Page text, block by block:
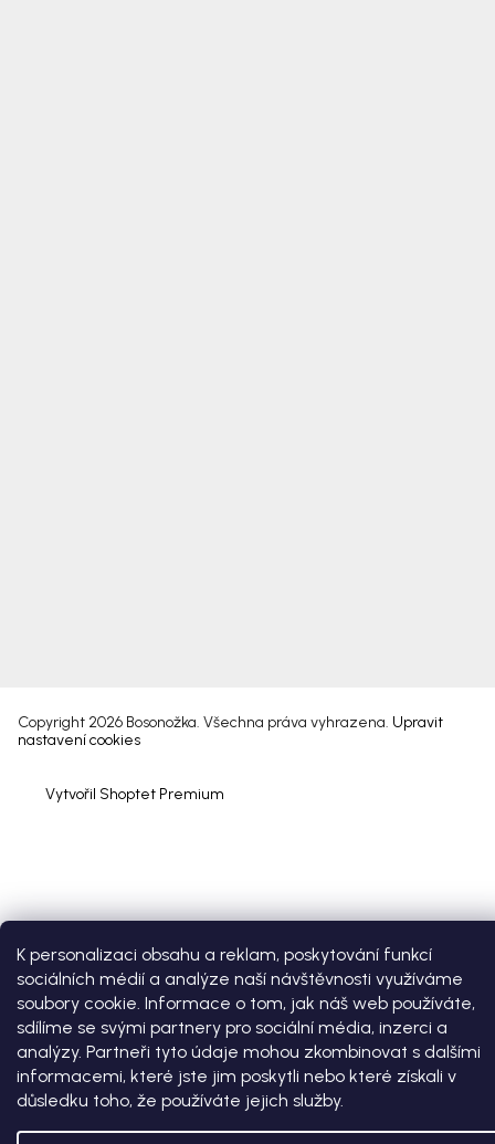
K personalizaci obsahu a reklam, poskytování funkcí
sociálních médií a analýze naší návštěvnosti využíváme
soubory cookie. Informace o tom, jak náš web používáte,
sdílíme se svými partnery pro sociální média, inzerci a
analýzy. Partneři tyto údaje mohou zkombinovat s dalšími
informacemi, které jste jim poskytli nebo které získali v
důsledku toho, že používáte jejich služby.
Vytvořil Shoptet Premium
Copyright 2026 Bosonožka. Všechna práva vyhrazena. Upravit
nastavení cookies